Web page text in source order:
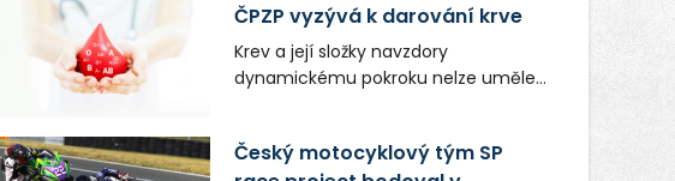
hudby. Uskuteční se zde totiž první
ročník festivalu PERIFERIE Ostrava.
Brány areálu se otevřou půlhodinu po
Vstupenky v ceně 450 Kč jsou v
ČPZP vyzývá k darování krve
Krev a její složky navzdory
dynamickému pokroku nelze uměle
nenahraditelnou tělní tekutinu
Český motocyklový tým SP